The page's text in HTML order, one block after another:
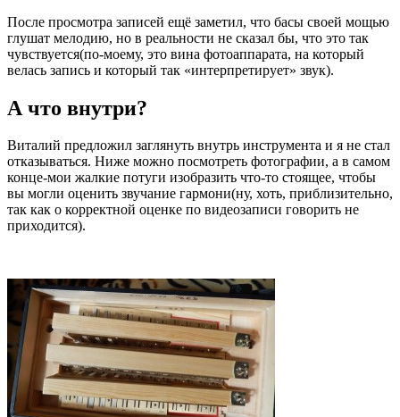
После просмотра записей ещё заметил, что басы своей мощью
глушат мелодию, но в реальности не сказал бы, что это так
чувствуется(по-моему, это вина фотоаппарата, на который
велась запись и который так «интерпретирует» звук).
А что внутри?
Виталий предложил заглянуть внутрь инструмента и я не стал
отказываться. Ниже можно посмотреть фотографии, а в самом
конце-мои жалкие потуги изобразить что-то стоящее, чтобы
вы могли оценить звучание гармони(ну, хоть, приблизительно,
так как о корректной оценке по видеозаписи говорить не
приходится).